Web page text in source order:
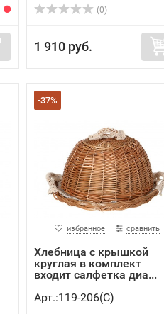
(0)
1 910 руб.
-37%
избранное сравнить
Хлебница с крышкой
круглая в комплект
входит салфетка диа...
Арт.:119-206(C)